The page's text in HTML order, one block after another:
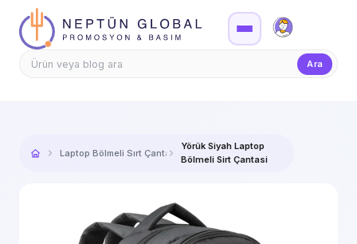
Firma Girişi
Ara
Laptop Bölmeli Sırt Çantaları
Yörük Siyah Laptop
Bölmeli Sirt Çantasi